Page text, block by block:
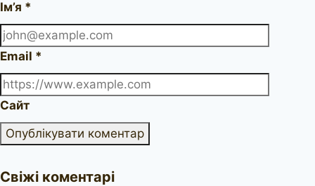
Ім’я *
Email *
Сайт
Свіжі коментарі